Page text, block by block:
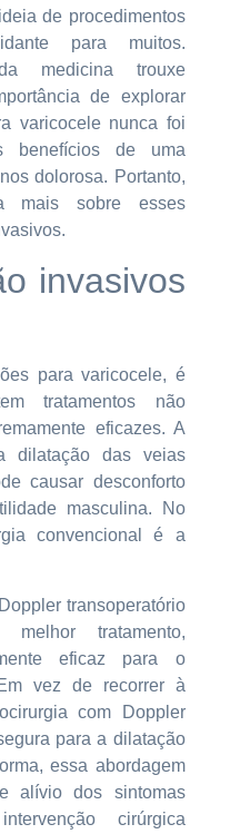
de procedimentos
para muitos.
medicina trouxe
de explorar
varicocele nunca foi
benefícios de uma
dolorosa. Portanto,
mais sobre esses
invasivos
para varicocele, é
tratamentos não
eficazes. A
dilatação das veias
causar desconforto
masculina. No
convencional é a
transoperatório
tratamento,
eficaz para o
vez de recorrer à
com Doppler
para a dilatação
essa abordagem
alívio dos sintomas
cirúrgica